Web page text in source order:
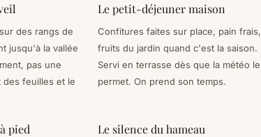
des rangs de
jusqu'à la vallée
pas une
feuilles et le
Le petit-déjeuner maison
Confitures faites sur place, pain frais,
fruits du jardin quand c'est la saison.
Servi en terrasse dès que la météo le
permet. On prend son temps.
pied Le silence du hameau